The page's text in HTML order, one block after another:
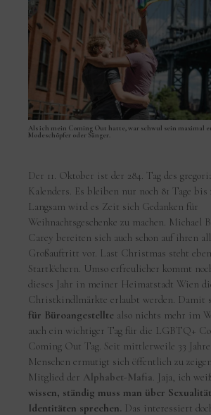
Als ich mein Coming Out hatte, war schwul sein maximal
Modeschöpfer oder Sänger.
Der 11. Oktober ist der 284. Tag des
Kalenders. Es bleiben nur noch 81 Tage bis
Langsam wird es Zeit sich Gedanken für
Weihnachtsgeschenke zu machen. Michael
Carey bereiten sich auch schon auf ihren
Großauftritt vor. Last Christmas steht
Startlöchern. Umso erfreulicher kommt
dieses Jahr in meiner Heimatstadt Wien
Christkindlmärkte erlaubt werden. Damit
für Büroangestellte also nichts mehr im
auch ein wichtiger Tag für die LGBTQ+
Coming Out Tag. Seit mittlerweile 33
Menschen ermutigt sich öffentlich zu
Mitglied der Alphabet-Mafia. Jaja, ich
wissen, ständig muss man über
Identitäten sprechen. Das interessiert